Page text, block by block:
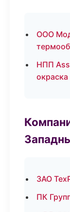
ООО
НПП
окраска
ЗАО
ПК